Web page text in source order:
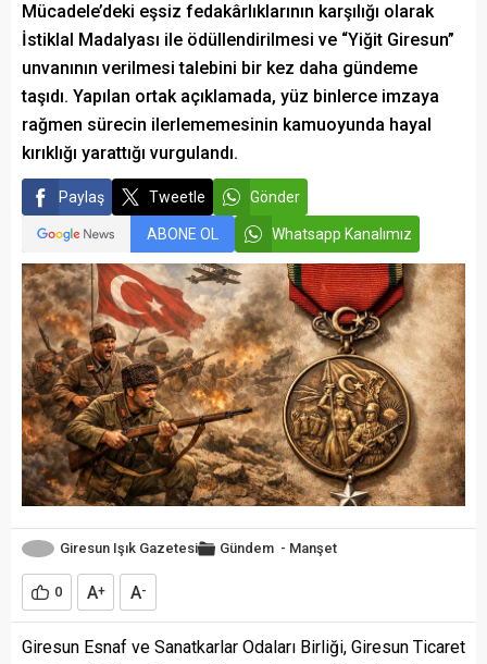
Mücadele’deki eşsiz fedakârlıklarının karşılığı olarak
İstiklal Madalyası ile ödüllendirilmesi ve “Yiğit Giresun”
unvanının verilmesi talebini bir kez daha gündeme
taşıdı. Yapılan ortak açıklamada, yüz binlerce imzaya
rağmen sürecin ilerlememesinin kamuoyunda hayal
kırıklığı yarattığı vurgulandı.
Paylaş Tweetle Gönder
ABONE OL Whatsapp Kanalımız
Giresun Işık Gazetesi Gündem - Manşet
0 A+ A-
Giresun Esnaf ve Sanatkarlar Odaları Birliği, Giresun Ticaret